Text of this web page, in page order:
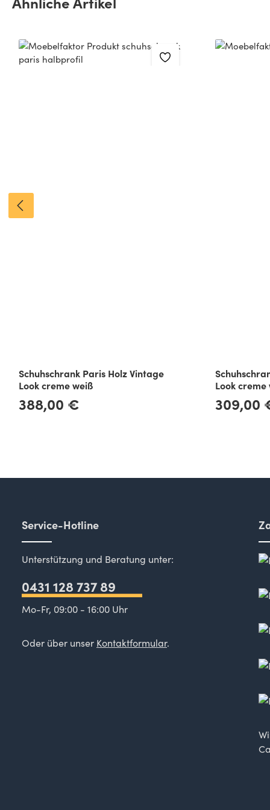
Schuhschrank Paris Holz Vintage
Look creme weiß
Regulärer Preis:
388,00 €
Look creme
Regulärer Preis:
309,00
Service-Hotline
Unterstützung und Beratung unter:
0431 128 737 89
Mo-Fr, 09:00 - 16:00 Uhr
Oder über unser Kontaktformular.